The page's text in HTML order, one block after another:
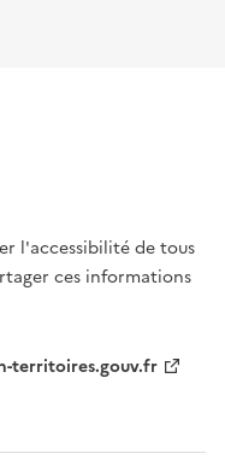
l'accessibilité de tous
ces informations
territoires.gouv.fr